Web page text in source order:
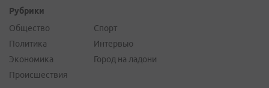
Рубрики
Общество
Политика
Экономика
Происшествия
Спорт
Интервью
Город на ладони